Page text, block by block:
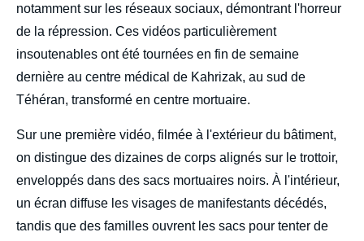
notamment sur les réseaux sociaux, démontrant l'horreur
de la répression. Ces vidéos particulièrement
insoutenables ont été tournées en fin de semaine
dernière au centre médical de Kahrizak, au sud de
Téhéran, transformé en centre mortuaire.
Sur une première vidéo, filmée à l'extérieur du bâtiment,
on distingue des dizaines de corps alignés sur le trottoir,
enveloppés dans des sacs mortuaires noirs. À l'intérieur,
un écran diffuse les visages de manifestants décédés,
tandis que des familles ouvrent les sacs pour tenter de